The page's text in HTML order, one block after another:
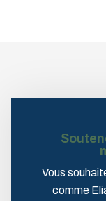
Vous
comme